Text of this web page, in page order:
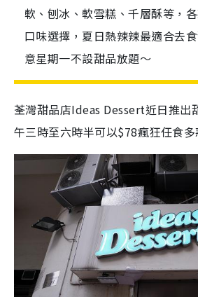
軟、刨冰、軟雪糕、千層酥等，
口味選擇，夏日熱辣辣最適合去
意星期一不設甜品放題～
荃灣甜品店Ideas Dessert近日推出
午三時至六時半可以$78瘋狂任食多